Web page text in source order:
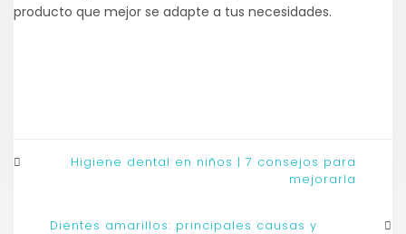
producto que mejor se adapte a tus necesidades.
Higiene dental en niños | 7 consejos para
mejorarla
Dientes amarillos: principales causas y